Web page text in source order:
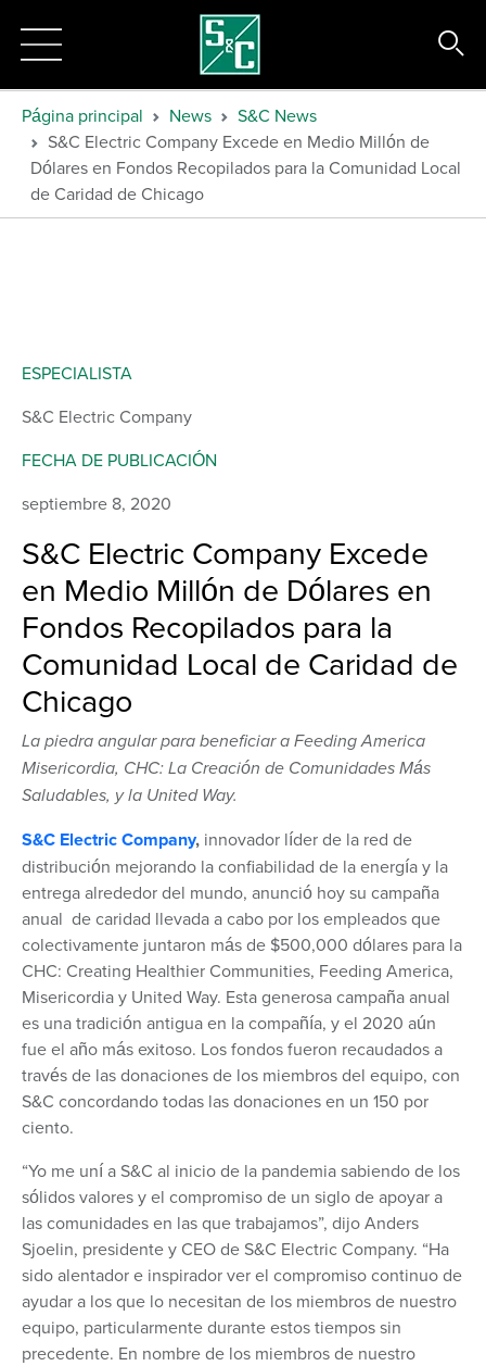
Página principal News
S&C News
S&C Electric Company Excede en Medio Millón de
Dólares en Fondos Recopilados para la Comunidad Local
de Caridad de Chicago
S&C Electric Company Excede
en Medio Millón de Dólares en
Fondos Recopilados para la
Comunidad Local de Caridad de
Chicago
La piedra angular para beneficiar a Feeding America
Misericordia, CHC: La Creación de Comunidades Más
Saludables, y la United Way.
S&C Electric Company, innovador líder de la red de
distribución mejorando la confiabilidad de la energía y la
entrega alrededor del mundo, anunció hoy su campaña
anual de caridad llevada a cabo por los empleados que
colectivamente juntaron más de $500,000 dólares para la
CHC: Creating Healthier Communities, Feeding America,
Misericordia y United Way. Esta generosa campaña anual
es una tradición antigua en la compañía, y el 2020 aún
fue el año más exitoso. Los fondos fueron recaudados a
través de las donaciones de los miembros del equipo, con
S&C concordando todas las donaciones en un 150 por
ciento.
“Yo me uní a S&C al inicio de la pandemia sabiendo de los
sólidos valores y el compromiso de un siglo de apoyar a
las comunidades en las que trabajamos”, dijo Anders
Sjoelin, presidente y CEO de S&C Electric Company. “Ha
sido alentador e inspirador ver el compromiso continuo de
ayudar a los que lo necesitan de los miembros de nuestro
equipo, particularmente durante estos tiempos sin
precedente. En nombre de los miembros de nuestro
ESPECIALISTA
S&C Electric Company
FECHA DE PUBLICACIÓN
septiembre 8, 2020